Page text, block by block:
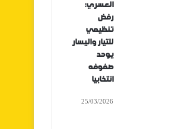
العسري:
رفض
تنظيمي
للتيار واليسار
يوحد
صفوفه
انتخابيا
25/03/2026